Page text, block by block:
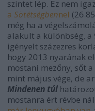
szintet lép. Ez nem
a Sötétségbennel
még ha a
alakult a különbség,
igényelt százezres
hogy 2013 nyarának
mostani mezőny, sőt
mint május vége, de
Mindenen túl
mostanra ért révbe